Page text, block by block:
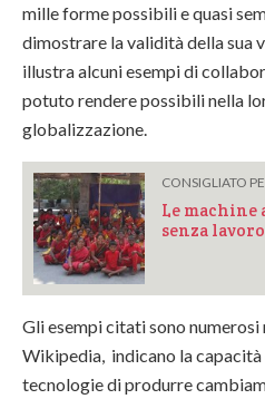
mille forme possibili e quasi
dimostrare la validità della sua
illustra alcuni esempi di
potuto rendere possibili nella
globalizzazione.
CONSIGLIATO
Le machine
senza
Gli esempi citati sono numerosi
Wikipedia, indicano la
tecnologie di produrre